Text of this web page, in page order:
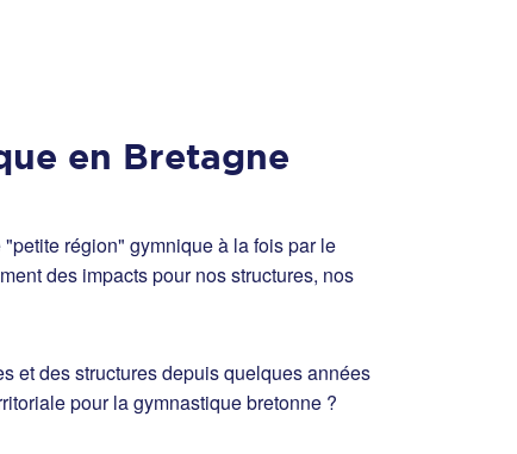
en Bretagne
région" gymnique à la fois par le
des impacts pour nos structures, nos
et des structures depuis quelques années
pour la gymnastique bretonne ?